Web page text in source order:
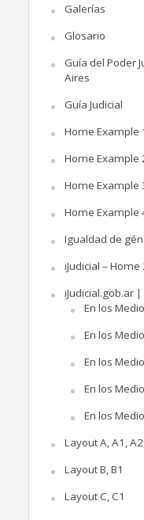
Galerías
Glosario
Guía del Poder
Aires
Guía Judicial
Home Example
Home Example
Home Example
Home Example
Igualdad de
iJudicial – Home
iJudicial.gob.ar
En los
En los
En los
En los
En los
Layout A, A1,
Layout B, B1
Layout C, C1